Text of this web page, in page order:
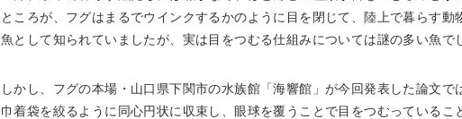
ところが、フグはまるでウインクするかのように目を閉じて、陸上で暮らす
魚として知られていましたが、実は目をつむる仕組みについては謎の多い魚で
しかし、フグの本場・山口県下関市の水族館「海響館」が今回発表した論文
巾着袋を絞るように同心円状に収束し、眼球を覆うことで目をつむっているこ